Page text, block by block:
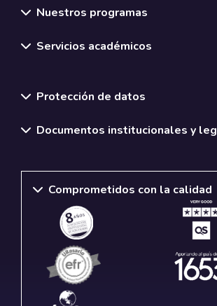
Nuestros programas
Servicios académicos
Protección de datos
Documentos institucionales y
Comprometidos con la calidad